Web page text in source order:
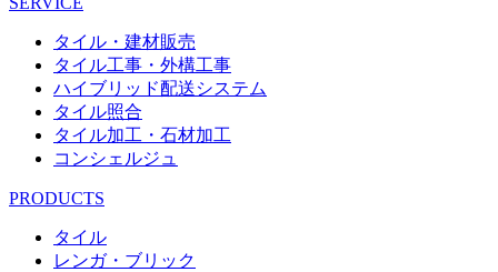
タイル・建材販売
タイル工事・外構工事
ハイブリッド配送システム
タイル照合
タイル加工・石材加工
コンシェルジュ
PRODUCTS
タイル
レンガ・ブリック